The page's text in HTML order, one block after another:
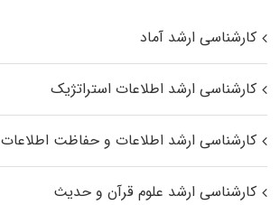
کارشناسی ارشد آماد
کارشناسی ارشد اطلاعات استراتژیک
کارشناسی ارشد اطلاعات و حفاظت اطلاعات
کارشناسی ارشد علوم قرآن و حدیث